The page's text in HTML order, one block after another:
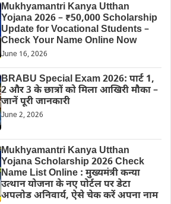
Mukhyamantri Kanya Utthan
Yojana 2026 – ₹50,000 Scholarship
Update for Vocational Students –
Check Your Name Online Now
June 16, 2026
BRABU Special Exam 2026: पार्ट 1,
2 और 3 के छात्रों को मिला आखिरी मौका –
जानें पूरी जानकारी
June 2, 2026
Mukhyamantri Kanya Utthan
Yojana Scholarship 2026 Check
Name List Online : मुख्यमंत्री कन्या
उत्थान योजना के नए पोर्टल पर डेटा
अपलोड अनिवार्य, ऐसे चेक करें अपना नाम